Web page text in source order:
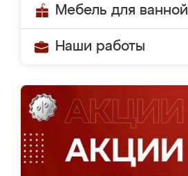
Мебель для ванной
Наши работы